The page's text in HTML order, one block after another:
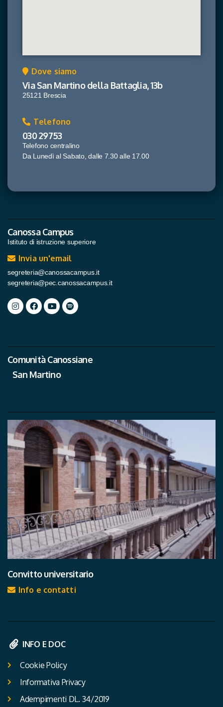
Dove siamo
Via San Martino della Battaglia, 13b
25121 Brescia
Telefono
030 29753
Telefono centralino
Da Lunedì al Sabato, dalle 7.30 alle 17.00
Canossa Campus
Istituto di istruzione superiore
Invia un'email
segreteria@canossacampus.it
segreteria@pec.canossacampus.it
Comunità Canossiane
San Martino
Convitto universitario
Info e contatti
INFO E DOC
Cookie Policy
Informativa Privacy
Adempimenti DL. 34/2019